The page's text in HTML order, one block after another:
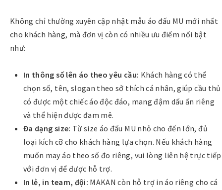
Không chỉ thường xuyên cập nhật mẫu áo đấu MU mới nhất
cho khách hàng, mà đơn vị còn có nhiều ưu điểm nổi bật
như:
In thông số lên áo theo yêu cầu: Khách hàng có thể
chọn số, tên, slogan theo sở thích cá nhân, giúp cầu thủ
có được một chiếc áo độc đáo, mang đậm dấu ấn riêng
và thể hiện được đam mê.
Đa dạng size: Từ size áo đấu MU nhỏ cho đến lớn, đủ
loại kích cỡ cho khách hàng lựa chọn. Nếu khách hàng
muốn may áo theo số đo riêng, vui lòng liên hệ trực tiếp
với đơn vị để được hỗ trợ.
In lẻ, in team, đội: MAKAN còn hỗ trợ in áo riêng cho cá